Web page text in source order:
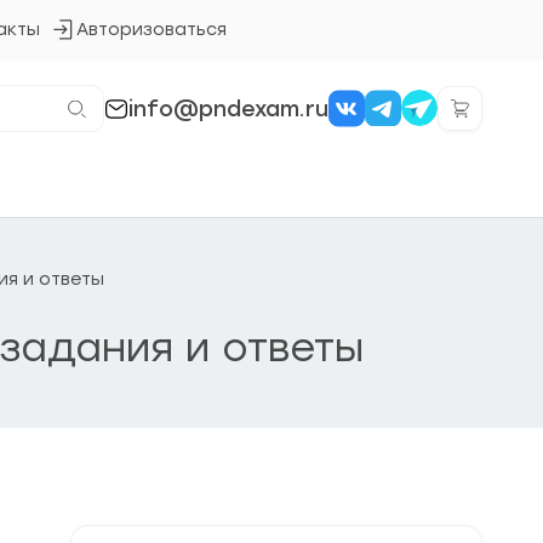
Авторизоваться
Кнопка
info@pndexam.ru
и ответы
и ответы